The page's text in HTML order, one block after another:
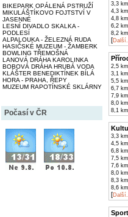
BIKEPARK OPÁLENÁ PSTRUŽÍ
MIKULÁŠTÍKOVO FOJTSTVÍ V
JASENNÉ
LESNÍ DIVADLO SKALKA -
PODLESÍ
ALPALOUKA - ŽELEZNÁ RUDA
HASIČSKÉ MUZEUM - ŽAMBERK
BOWLING TŘEMOŠNÁ
LANOVÁ DRÁHA KAROLINKA
BOBOVÁ DRÁHA HRUBÁ VODA
KLÁŠTER BENEDIKTÍNEK BÍLÁ
HORA - PRAHA, ŘEPY
MUZEUM RAPOTÍNSKÉ SKLÁRNY
Počasí v ČR
3,3 km
4,3 km
4,8 km
6,2 km
8,2 km
[
2,5 km
3,1 km
5,5 km
6,7 km
7,9 km
8,0 km
8,1 km
3,3 km
4,5 km
6,8 km
7,5 km
7,6 km
8,0 km
8,3 km
8,6 km
[
Sport